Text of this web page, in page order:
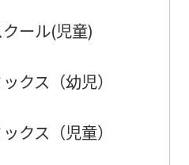
ール(児童)
クス（幼児）
クス（児童）